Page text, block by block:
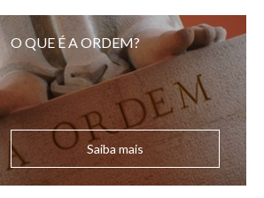
O QUE É A ORDEM?
Saiba mais